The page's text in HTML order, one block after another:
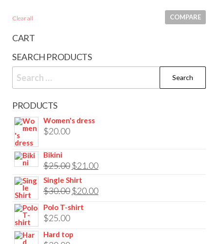
Clear all COMPARE
CART
SEARCH PRODUCTS
Search
for:
PRODUCTS
Women's dress
$20.00
Bikini
$25.00 Original
price
was:
$25.00.
$21.00Current
is:
Single Shirt
$30.00 Original
price
$30.00.
$20.00Current
Polo T-shirt
$25.00
Hard top